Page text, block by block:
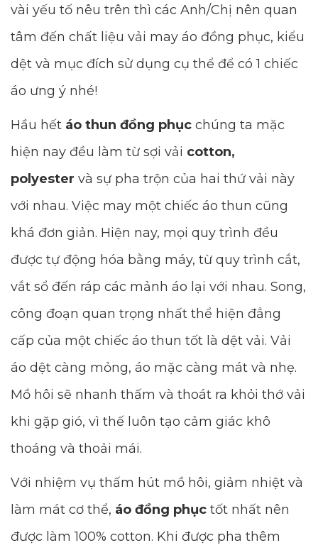
vài yếu tố nêu trên thì các Anh/Chị nên quan
tâm đến chất liệu vải may áo đồng phục, kiểu
dệt và mục đích sử dụng cụ thể để có 1 chiếc
áo ưng ý nhé!
Hầu hết áo thun đồng phục chúng ta mặc
hiện nay đều làm từ sợi vải cotton,
polyester và sự pha trộn của hai thứ vải này
với nhau. Việc may một chiếc áo thun cũng
khá đơn giản. Hiện nay, mọi quy trình đều
được tự động hóa bằng máy, từ quy trình cắt,
vắt sổ đến ráp các mảnh áo lại với nhau. Song,
công đoạn quan trọng nhất thể hiện đẳng
cấp của một chiếc áo thun tốt là dệt vải. Vải
áo dệt càng mỏng, áo mặc càng mát và nhẹ.
Mồ hôi sẽ nhanh thấm và thoát ra khỏi thớ vải
khi gặp gió, vì thế luôn tạo cảm giác khô
thoáng và thoải mái.
Với nhiệm vụ thấm hút mồ hôi, giảm nhiệt và
làm mát cơ thể, áo đồng phục tốt nhất nên
được làm 100% cotton. Khi được pha thêm